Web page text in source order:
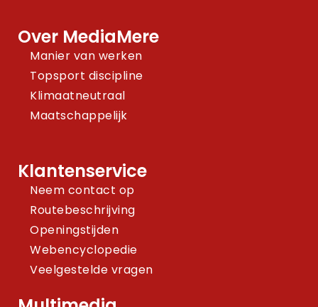
Over MediaMere
Manier van werken
Topsport discipline
Klimaatneutraal
Maatschappelijk
Klantenservice
Neem contact op
Routebeschrijving
Openingstijden
Webencyclopedie
Veelgestelde vragen